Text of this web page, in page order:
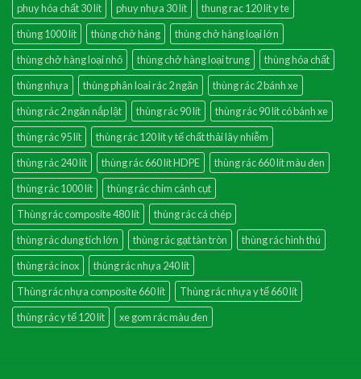
phuy hóa chất 30 lít
phuy nhựa 30 lít
thung rac 120 lit y te
thùng 1000 lít
thùng chở hàng
thùng chở hàng loại lớn
thùng chở hàng loại nhỏ
thùng chở hàng loại trung
thùng hóa chất
thùng nhựa
thùng phân loai rác 2 ngăn
thùng rác 2 bánh xe
thùng rác 2 ngăn nắp lật
thùng rác 90 lít
thùng rác 90 lít có bánh xe
thùng rác 95 lít
thùng rác 120 lít y tế chất thải lây nhiễm
thùng rác 240 lít
thùng rác 660 lít HDPE
thùng rác 660 lít màu đen
thùng rác 1000 lít
thùng rác chim cánh cụt
Thùng rác composite 480 lít
thùng rác cá chép
thùng rác dung tích lớn
thùng rác gạt tàn tròn
thùng rác hình thú
thùng rác inox
thùng rác nhựa 240 lít
Thùng rác nhựa composite 660 lít
Thùng rác nhựa y tế 660 lít
thùng rác y tế 120 lít
xe gom rác màu đen